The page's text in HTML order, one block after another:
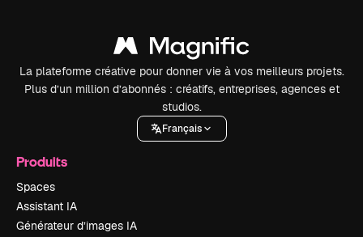
La plateforme créative pour donner vie à vos meilleurs projets.
Plus d’un million d’abonnés : créatifs, entreprises, agences et
studios.
Français
Produits
Spaces
Assistant IA
Générateur d’images IA